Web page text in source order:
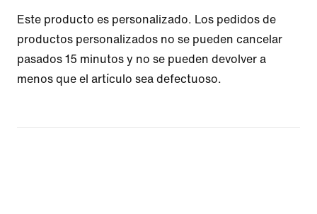
Este producto es personalizado. Los pedidos de
productos personalizados no se pueden cancelar
pasados 15 minutos y no se pueden devolver a
menos que el artículo sea defectuoso.